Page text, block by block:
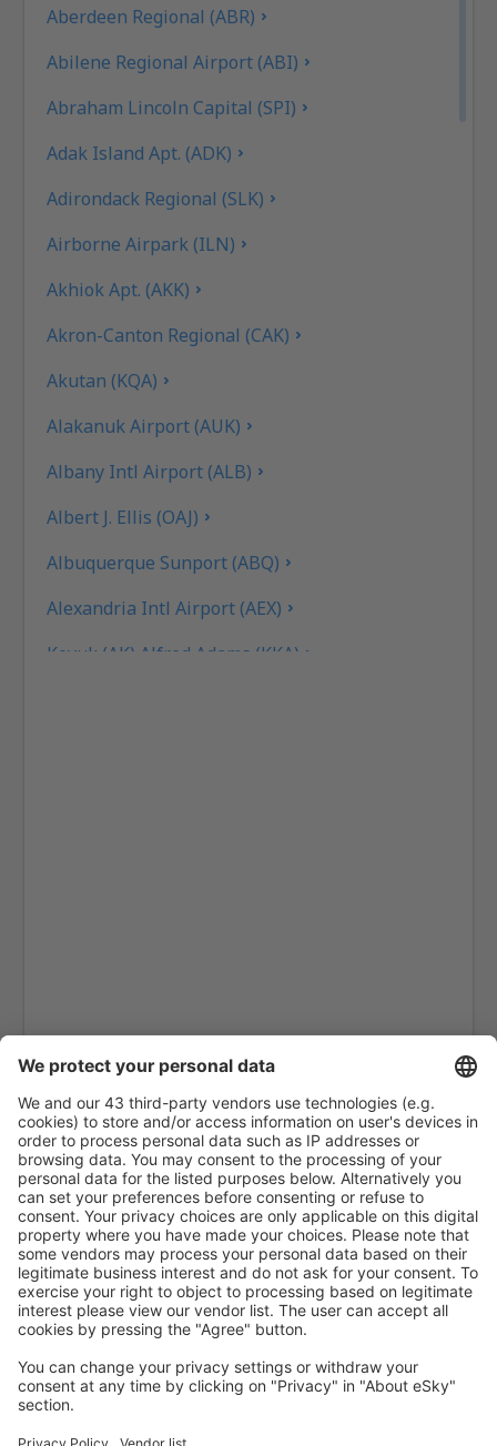
Aberdeen Regional (ABR)
Abilene Regional Airport (ABI)
Abraham Lincoln Capital (SPI)
Adak Island Apt. (ADK)
Adirondack Regional (SLK)
Airborne Airpark (ILN)
Akhiok Apt. (AKK)
Akron-Canton Regional (CAK)
Akutan (KQA)
Alakanuk Airport (AUK)
Albany Intl Airport (ALB)
Albert J. Ellis (OAJ)
Albuquerque Sunport (ABQ)
Alexandria Intl Airport (AEX)
Koyuk (AK) Alfred Adams (KKA)
Aeropuerto de Angel Fire (AXX)
Angoon Seaplane Base (AGN)
Aniak Airport (ANI)
Durango
Ann Arbor Municipal Airport (ARB)
McKinleyville Arcata-Eureka (ACV)
Arctic Village Apt. (ARC)
Fletcher Asheville (AVL)